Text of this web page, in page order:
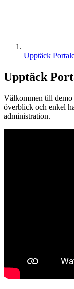
Upptäck
Upptäck
Välkommen till
överblick och enkel
administration.